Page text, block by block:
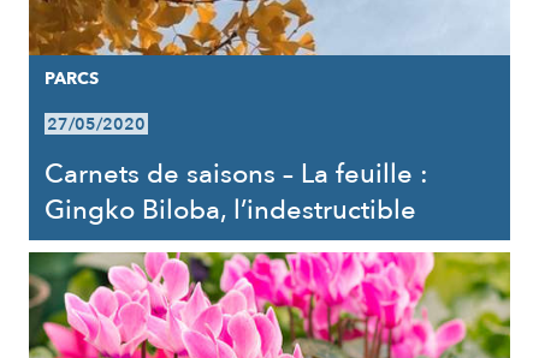
PARCS
27/05/2020
Carnets de saisons – La feuille :
Gingko Biloba, l’indestructible